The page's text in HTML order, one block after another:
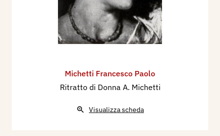
Michetti Francesco Paolo
Ritratto di Donna A. Michetti
Visualizza scheda